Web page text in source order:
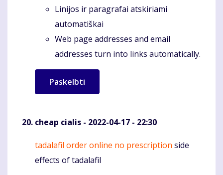
Linijos ir paragrafai atskiriami
automatiškai
Web page addresses and email
addresses turn into links automatically.
cheap cialis - 2022-04-17 - 22:30
Komentaras
tadalafil order online no prescription side
effects of tadalafil